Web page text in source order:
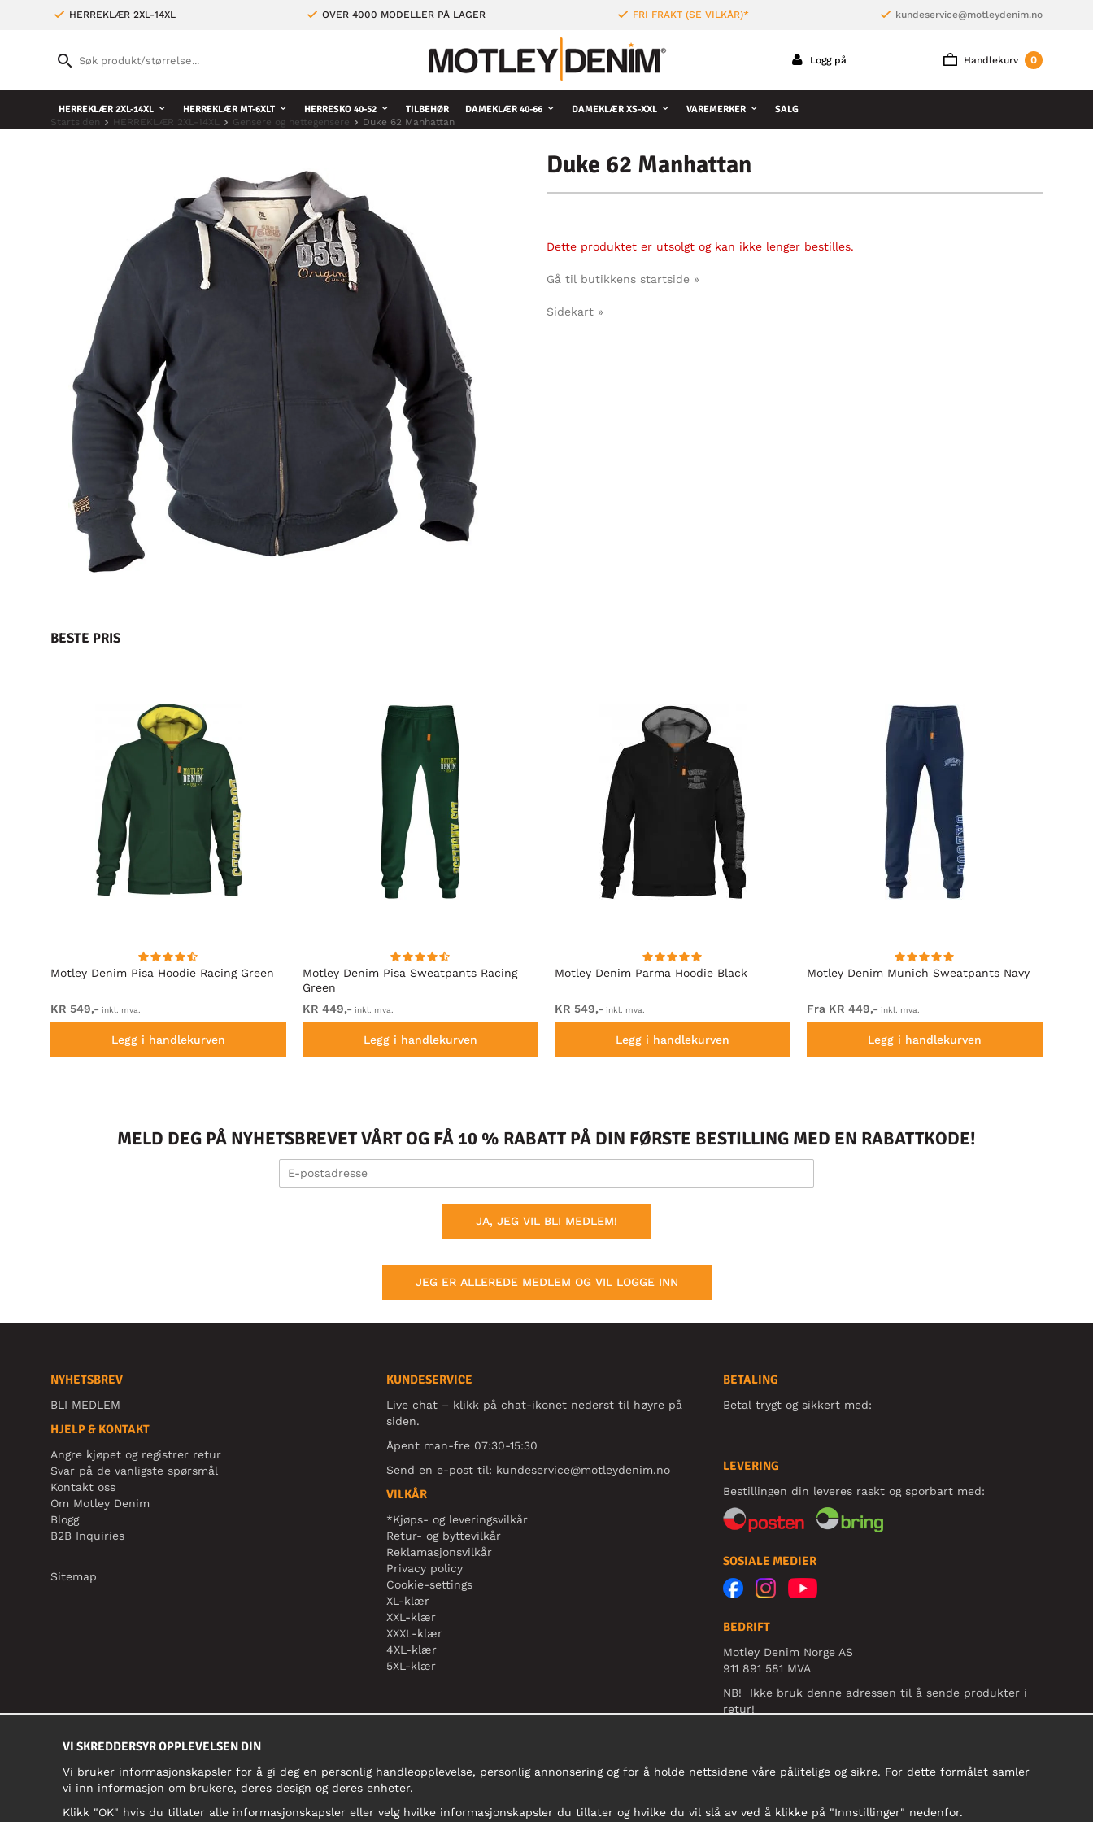
HERREKLÆR 2XL-14XL OVER 4000 MODELLER PÅ LAGER FRI FRAKT (SE VILKÅR)* kundeservice@motleydenim.no
Handlekurv 0
Logg på
HERREKLÆR 2XL-14XL HERREKLÆR MT-6XLT HERRESKO 40-52 TILBEHØR DAMEKLÆR 40-66 DAMEKLÆR XS-XXL VAREMERKER SALG
Startsiden HERREKLÆR 2XL-14XL Gensere og hettegensere Duke 62 Manhattan
Duke 62 Manhattan
Dette produktet er utsolgt og kan ikke lenger bestilles.
Gå til butikkens startside »
Sidekart »
BESTE PRIS
Motley Denim Pisa Hoodie Racing Green
KR 549,- inkl. mva.
Legg i handlekurven
Motley Denim Pisa Sweatpants Racing
Green
KR 449,- inkl. mva.
Legg i handlekurven
Motley Denim Parma Hoodie Black
KR 549,- inkl. mva.
Legg i handlekurven
Motley Denim Munich Sweatpants Navy
Fra KR 449,- inkl. mva.
Legg i handlekurven
MELD DEG PÅ NYHETSBREVET VÅRT OG FÅ 10 % RABATT PÅ DIN FØRSTE BESTILLING MED EN RABATTKODE!
JA, JEG VIL BLI MEDLEM!
JEG ER ALLEREDE MEDLEM OG VIL LOGGE INN
NYHETSBREV
BLI MEDLEM
HJELP & KONTAKT
Angre kjøpet og registrer retur
Svar på de vanligste spørsmål
Kontakt oss
Om Motley Denim
Blogg
B2B Inquiries
Sitemap
KUNDESERVICE
Live chat – klikk på chat-ikonet nederst til høyre på
siden.
Åpent man-fre 07:30-15:30
Send en e-post til: kundeservice@motleydenim.no
VILKÅR
*Kjøps- og leveringsvilkår
Retur- og byttevilkår
Reklamasjonsvilkår
Privacy policy
Cookie-settings
XL-klær
XXL-klær
XXXL-klær
4XL-klær
5XL-klær
BETALING
Betal trygt og sikkert med:
LEVERING
Bestillingen din leveres raskt og sporbart med:
SOSIALE MEDIER
BEDRIFT
Motley Denim Norge AS
911 891 581 MVA
NB! Ikke bruk denne adressen til å sende produkter i
retur!
VI SKREDDERSYR OPPLEVELSEN DIN
Vi bruker informasjonskapsler for å gi deg en personlig handleopplevelse, personlig annonsering og for å holde nettsidene våre pålitelige og sikre. For dette formålet samler
vi inn informasjon om brukere, deres design og deres enheter.
Klikk "OK" hvis du tillater alle informasjonskapsler eller velg hvilke informasjonskapsler du tillater og hvilke du vil slå av ved å klikke på "Innstillinger" nedenfor.